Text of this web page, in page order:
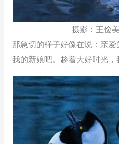
摄影：王俭
那急切的样子好像在说：亲
我的新娘吧。趁着大好时光，